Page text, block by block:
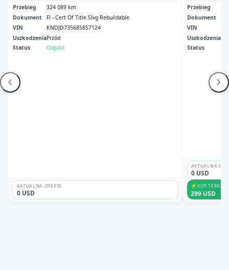
Przebieg
324 089 km
Dokument
Fl - Cert Of Title Slvg Rebuildable
VIN
KNDJD735685857124
UszkodzeniaPrzód
Status
Odpala
AKTUALNA OFERTA
0 USD
Przebieg
Dokument
VIN
Uszkodzenia
Status
AKTUALNA
0 USD
⚡KUP TERAZ
299 USD